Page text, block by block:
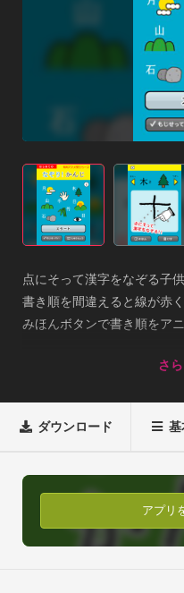
点にそって漢字をなぞる子
書き順を間違えると線が赤
みほんボタンで書き順をア
■もじせってい
設定情報はアプリ終了後も
自由に書き込むことができ
このアプリがお子さまの成
さ
ダウンロード 基
アプリ